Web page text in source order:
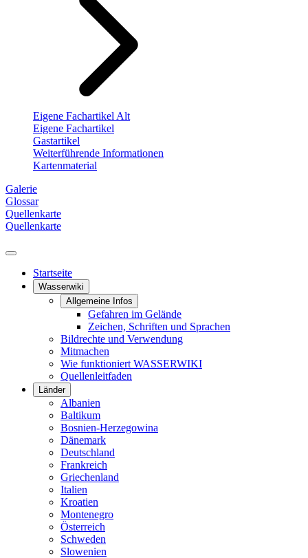
Eigene Fachartikel Alt
Eigene Fachartikel
Gastartikel
Weiterführende Informationen
Kartenmaterial
Galerie
Glossar
Quellenkarte
Quellenkarte
Startseite
Wasserwiki
Allgemeine Infos
Gefahren im Gelände
Zeichen, Schriften und Sprachen
Bildrechte und Verwendung
Mitmachen
Wie funktioniert WASSERWIKI
Quellenleitfaden
Länder
Albanien
Baltikum
Bosnien-Herzegowina
Dänemark
Deutschland
Frankreich
Griechenland
Italien
Kroatien
Montenegro
Österreich
Schweden
Slowenien